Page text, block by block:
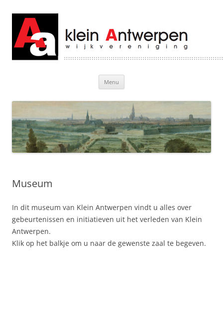
Menu
inhoud
Museum
In dit museum van Klein Antwerpen vindt u alles over
gebeurtenissen en initiatieven uit het verleden van Klein
Antwerpen.
Klik op het balkje om u naar de gewenste zaal te begeven.